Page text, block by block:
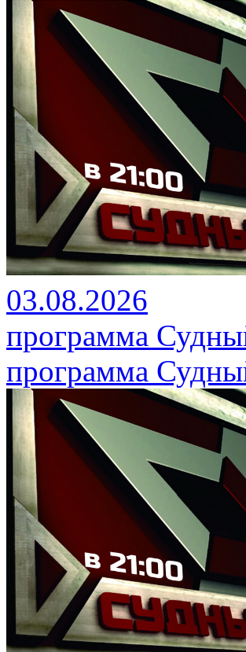
03.08.2026
программа
программа